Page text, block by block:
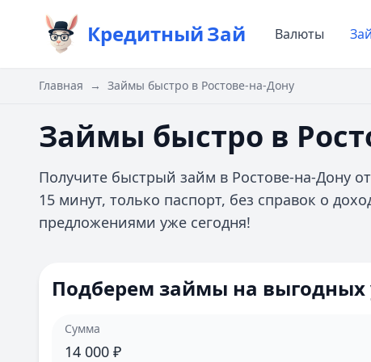
КредитныйЗай Валюты
Главная → Займы быстро в Ростове-на-Дону
Займы быстро в
Получите быстрый займ в Ростове-на-Дону
15 минут, только паспорт, без справок о
предложениями уже сегодня!
Подберем займы на выгодных
Сумма
14 000 ₽